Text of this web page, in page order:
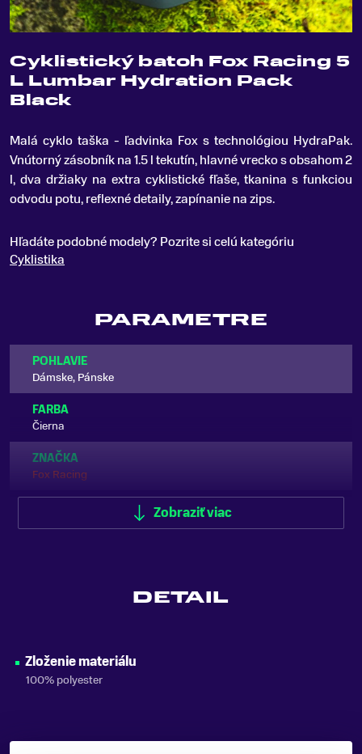
Cyklistický batoh Fox Racing 5
L Lumbar Hydration Pack
Black
Malá cyklo taška - ľadvinka Fox s technológiou HydraPak.
Vnútorný zásobník na 1.5 l tekutín, hlavné vrecko s obsahom 2
l, dva držiaky na extra cyklistické fľaše, tkanina s funkciou
odvodu potu, reflexné detaily, zapínanie na zips.
Hľadáte podobné modely? Pozrite si celú kategóriu
Cyklistika
PARAMETRE
POHLAVIE
Dámske, Pánske
FARBA
Čierna
ZNAČKA
Fox Racing
Zobraziť menej
Zobraziť viac
DETAIL
Zloženie materiálu
100% polyester